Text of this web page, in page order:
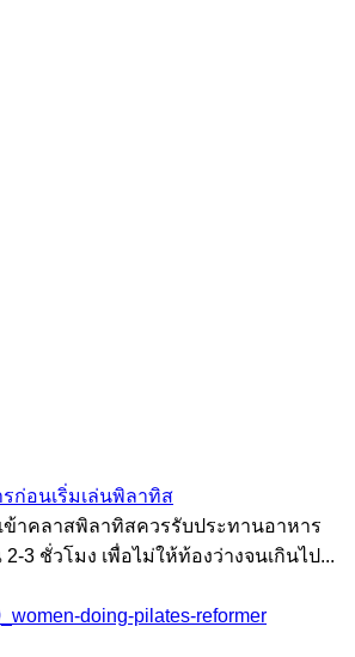
ก่อนเริ่มเล่นพิลาทิส
ข้าคลาสพิลาทิสควรรับประทานอาหาร
3 ชั่วโมง เพื่อไม่ให้ท้องว่างจนเกินไป...